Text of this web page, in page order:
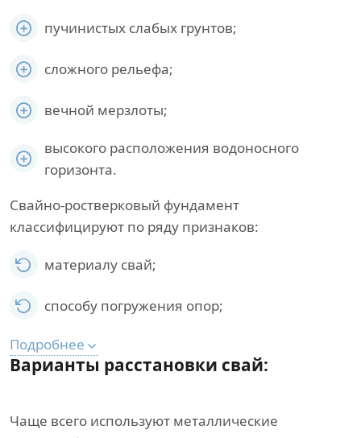
пучинистых слабых грунтов;
сложного рельефа;
вечной мерзлоты;
высокого расположения водоносного
горизонта.
Свайно-ростверковый фундамент
классифицируют по ряду признаков:
материалу свай;
способу погружения опор;
Подробнее
Варианты расстановки свай:
Чаще всего используют металлические